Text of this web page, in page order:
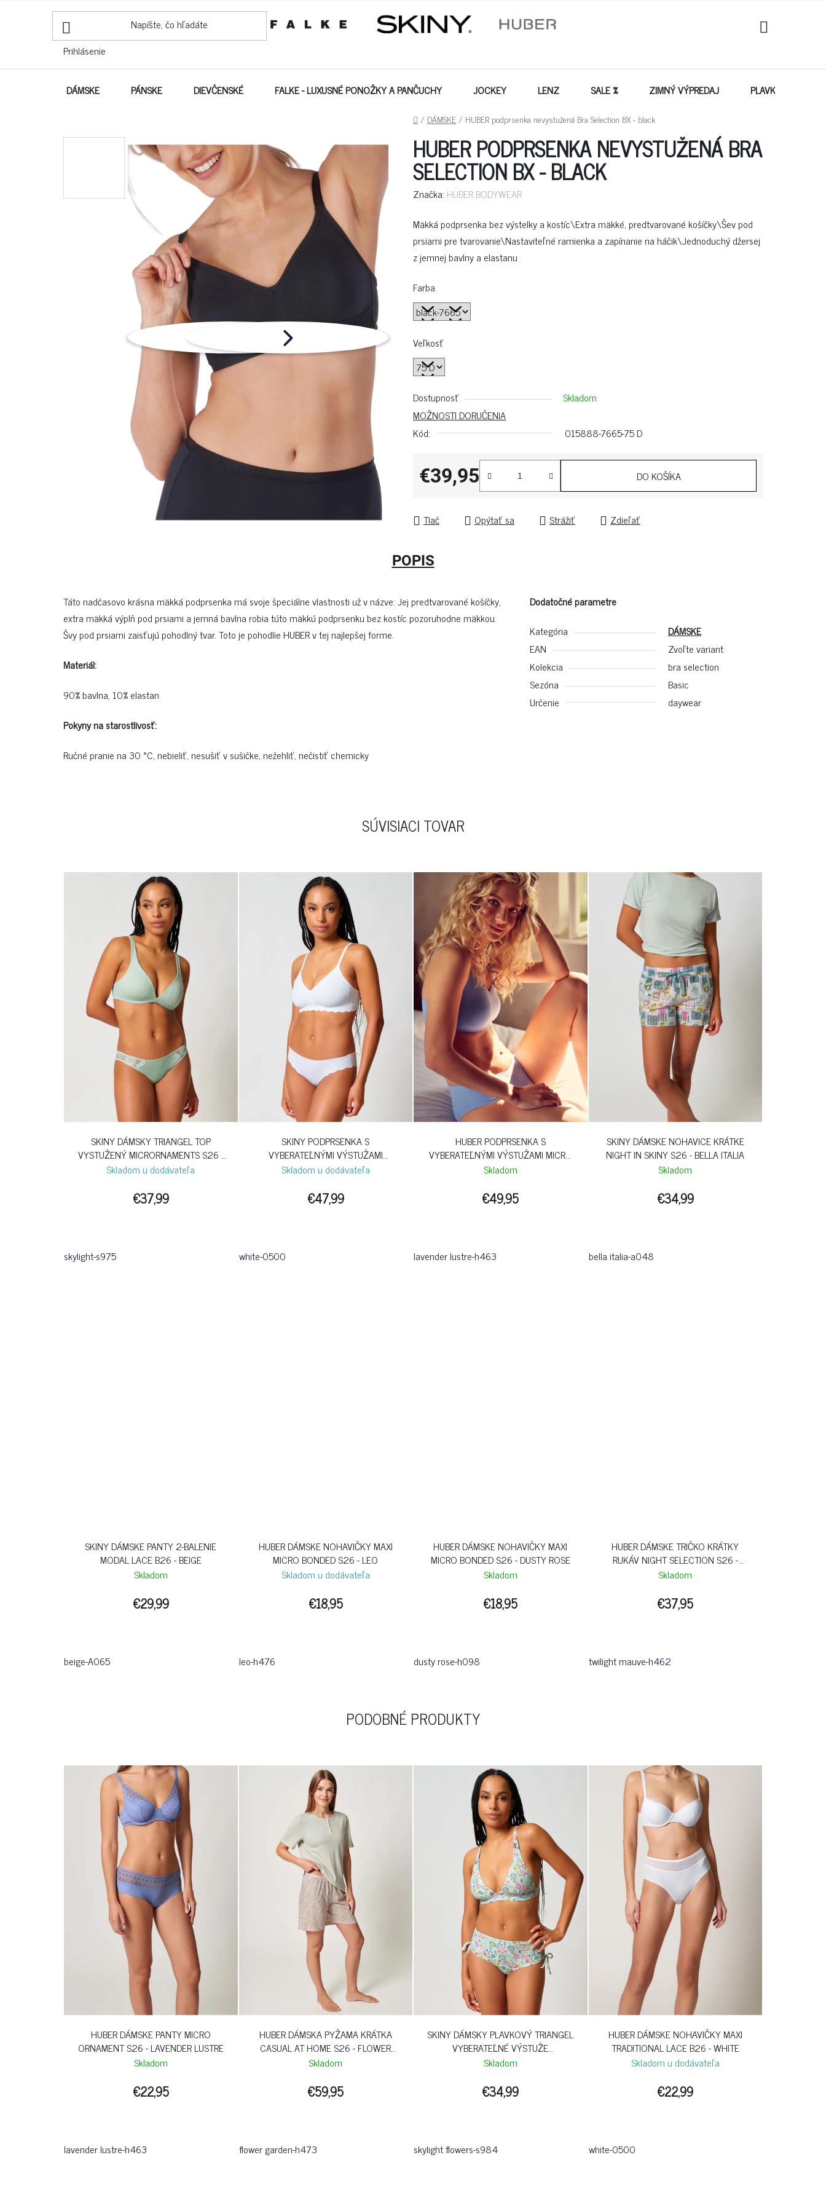
NÁKUPNÝ
KOŠÍK
Prihlásenie
DÁMSKE PÁNSKE DIEVČENSKÉ FALKE - LUXUSNÉ PONOŽKY A PANČUCHY JOCKEY LENZ SALE % ZIMNÝ VÝPREDAJ PLAVKY -
DOMOV
/ DÁMSKE/ HUBER podprsenka nevystužená Bra Selection BX - black
HUBER PODPRSENKA NEVYSTUŽENÁ BRA
SELECTION BX - BLACK
Značka: HUBER BODYWEAR
Mäkká podprsenka bez výstelky a kostíc\Extra mäkké, predtvarované košíčky\Šev pod
prsiami pre tvarovanie\Nastaviteľné ramienka a zapínanie na háčik\Jednoduchý džersej
z jemnej bavlny a elastanu
Farba
Veľkosť
Dostupnosť
Skladom
MOŽNOSTI DORUČENIA
Kód:
015888-7665-75 D
€39,95
Jednotková cena:
DO KOŠÍKA
Tlač Opýtať sa Strážiť Zdieľať
POPIS
Táto nadčasovo krásna mäkká podprsenka má svoje špeciálne vlastnosti už v názve: Jej predtvarované košíčky,
extra mäkká výplň pod prsiami a jemná bavlna robia túto mäkkú podprsenku bez kostíc pozoruhodne mäkkou.
Švy pod prsiami zaisťujú pohodlný tvar. Toto je pohodlie HUBER v tej najlepšej forme.
Materiál:
90% bavlna, 10% elastan
Pokyny na starostlivosť:
Ručné pranie na 30 °C, nebieliť, nesušiť v sušičke, nežehliť, nečistiť chemicky
Dodatočné parametre
Kategória
DÁMSKE
EAN
Zvoľte variant
Kolekcia
bra selection
Sezóna
Basic
Určenie
daywear
SÚVISIACI TOVAR
SKINY DÁMSKY TRIANGEL TOP
VYSTUŽENÝ MICRORNAMENTS S26 -
SKYLIGHT
Skladom u dodávateľa
€37,99
skylight-s975
SKINY PODPRSENKA S
VYBERATEĽNÝMI VÝSTUŽAMI
SENSATION B26 - WHITE
Skladom u dodávateľa
€47,99
white-0500
HUBER PODPRSENKA S
VYBERATEĽNÝMI VÝSTUŽAMI MICRO
BONDED S26 - LAVENDER LUSTRE
Skladom
€49,95
lavender lustre-h463
SKINY DÁMSKE NOHAVICE KRÁTKE
NIGHT IN SKINY S26 - BELLA ITALIA
Skladom
€34,99
bella italia-a048
SKINY DÁMSKE PANTY 2-BALENIE
MODAL LACE B26 - BEIGE
Skladom
€29,99
beige-A065
HUBER DÁMSKE NOHAVIČKY MAXI
MICRO BONDED S26 - LEO
Skladom u dodávateľa
€18,95
leo-h476
HUBER DÁMSKE NOHAVIČKY MAXI
MICRO BONDED S26 - DUSTY ROSE
Skladom
€18,95
dusty rose-h098
HUBER DÁMSKE TRIČKO KRÁTKY
RUKÁV NIGHT SELECTION S26 -
TWILIGHT MAUVE
Skladom
€37,95
twilight mauve-h462
PODOBNÉ PRODUKTY
HUBER DÁMSKE PANTY MICRO
ORNAMENT S26 - LAVENDER LUSTRE
Skladom
€22,95
lavender lustre-h463
HUBER DÁMSKA PYŽAMA KRÁTKA
CASUAL AT HOME S26 - FLOWER
GARDEN
Skladom
€59,95
flower garden-h473
SKINY DÁMSKY PLAVKOVÝ TRIANGEL
VYBERATEĽNÉ VÝSTUŽE
MARITIMEMOTION S26 - SKYLIGHT
Skladom
€34,99
skylight flowers-s984
HUBER DÁMSKE NOHAVIČKY MAXI
TRADITIONAL LACE B26 - WHITE
Skladom u dodávateľa
€22,99
white-0500